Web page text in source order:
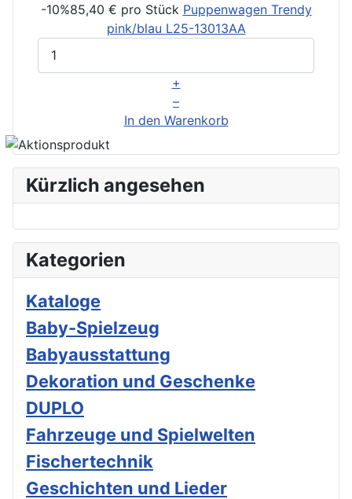
-10%85,40 € pro Stück Puppenwagen Trendy
pink/blau L25-13013AA
+
–
In den Warenkorb
Kürzlich angesehen
Kategorien
Kataloge
Baby-Spielzeug
Babyausstattung
Dekoration und Geschenke
DUPLO
Fahrzeuge und Spielwelten
Fischertechnik
Geschichten und Lieder